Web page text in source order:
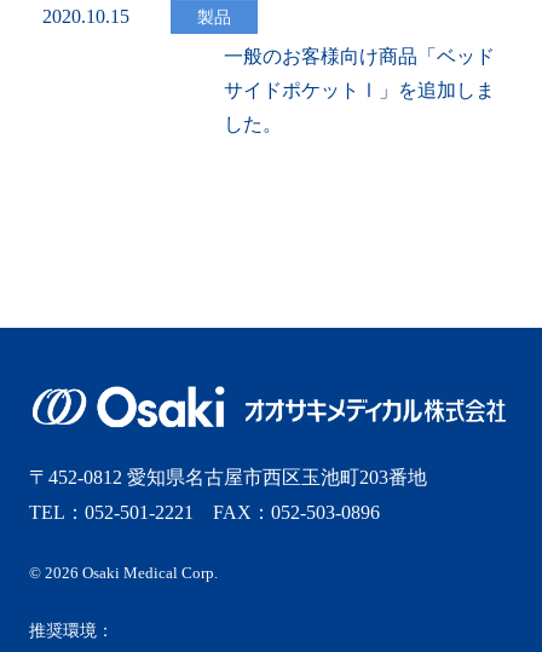
2020.10.15 製品
一般のお客様向け商品「ベッド
サイドポケットⅠ」を追加しま
した。
〒452-0812 愛知県名古屋市西区玉池町203番地
TEL：052-501-2221 FAX：052-503-0896
© 2026 Osaki Medical Corp.
推奨環境：